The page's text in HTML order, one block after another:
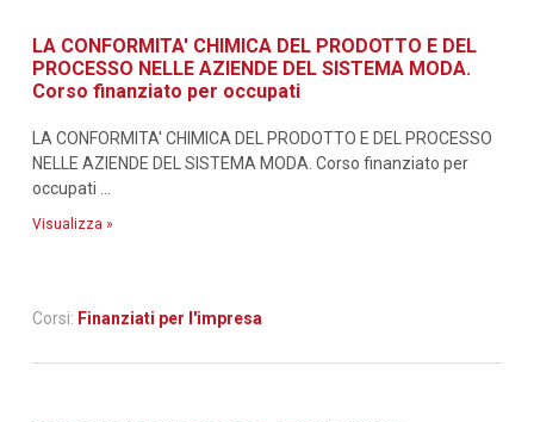
LA CONFORMITA' CHIMICA DEL PRODOTTO E DEL
PROCESSO NELLE AZIENDE DEL SISTEMA MODA.
Corso finanziato per occupati
LA CONFORMITA' CHIMICA DEL PRODOTTO E DEL PROCESSO
NELLE AZIENDE DEL SISTEMA MODA. Corso finanziato per
occupati ...
Visualizza »
Corsi: Finanziati per l'impresa